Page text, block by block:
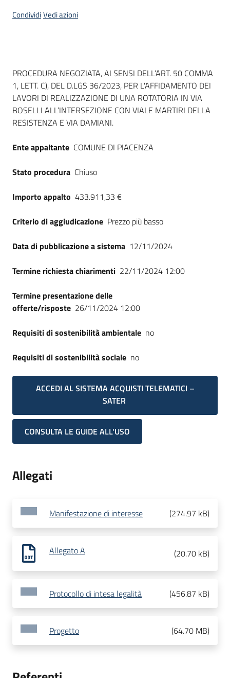
CondividiVedi azioni
Dati del bando
PROCEDURA NEGOZIATA, AI SENSI DELL’ART. 50 COMMA
1, LETT. C), DEL D.LGS 36/2023, PER L'AFFIDAMENTO DEI
LAVORI DI REALIZZAZIONE DI UNA ROTATORIA IN VIA
BOSELLI ALL’INTERSEZIONE CON VIALE MARTIRI DELLA
RESISTENZA E VIA DAMIANI.
Ente appaltante COMUNE DI PIACENZA
Stato procedura Chiuso
Importo appalto 433.911,33 €
Criterio di aggiudicazione Prezzo più basso
Data di pubblicazione a sistema 12/11/2024
Termine richiesta chiarimenti 22/11/2024 12:00
Termine presentazione delle
offerte/risposte 26/11/2024 12:00
Requisiti di sostenibilità ambientale no
Requisiti di sostenibilità sociale no
ACCEDI AL SISTEMA ACQUISTI TELEMATICI –
SATER
CONSULTA LE GUIDE ALL'USO
Allegati
Manifestazione di interesse (274.97 kB)
Allegato A (20.70 kB)
Protocollo di intesa legalità (456.87 kB)
Progetto (64.70 MB)